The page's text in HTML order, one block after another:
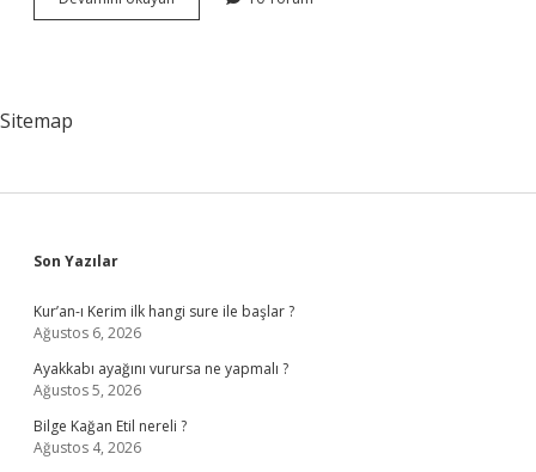
Mançonun
Sitemap
Sidebar
Son Yazılar
Kur’an-ı Kerim ilk hangi sure ile başlar ?
Ağustos 6, 2026
Ayakkabı ayağını vurursa ne yapmalı ?
Ağustos 5, 2026
Bilge Kağan Etil nereli ?
Ağustos 4, 2026